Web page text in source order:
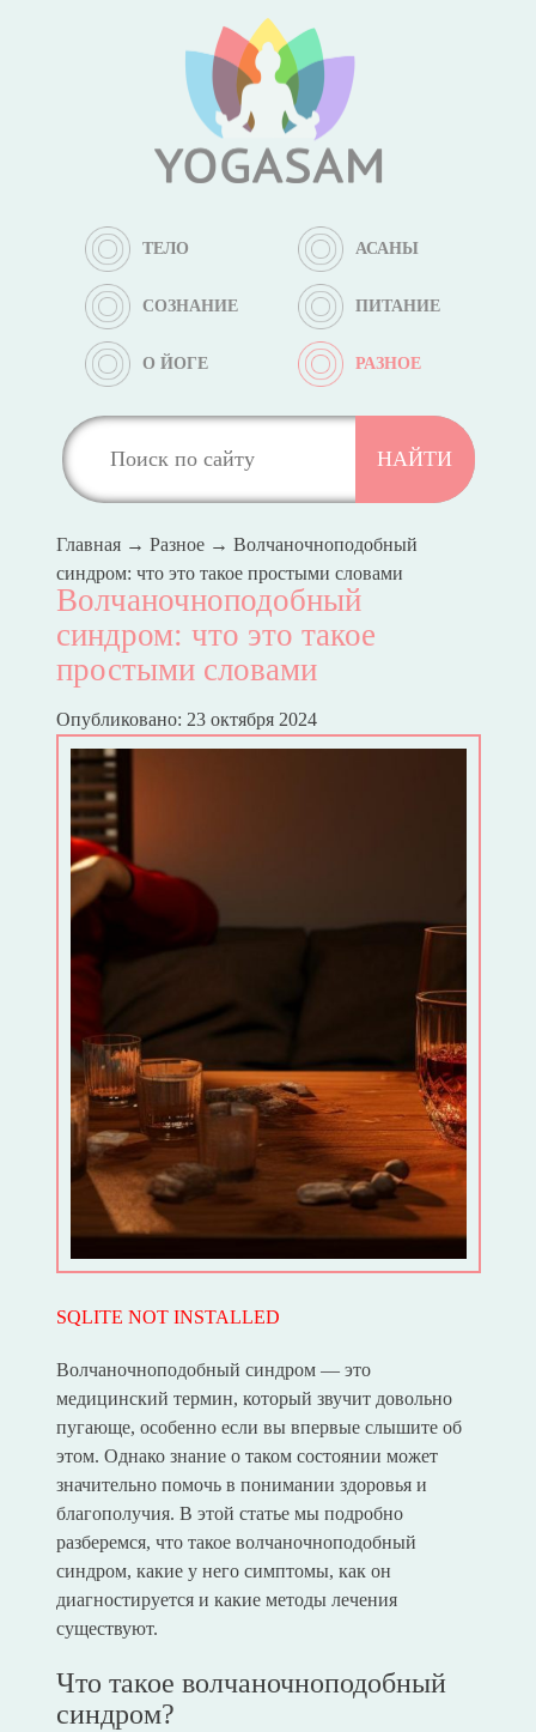
ТЕЛО АСАНЫ
СОЗНАНИЕ ПИТАНИЕ
О ЙОГЕ РАЗНОЕ
Главная→ Разное→ Волчаночноподобный
синдром: что это такое простыми словами
Волчаночноподобный
синдром: что это такое
простыми словами
Опубликовано: 23 октября 2024
SQLITE NOT INSTALLED
Волчаночноподобный синдром — это
медицинский термин, который звучит довольно
пугающе, особенно если вы впервые слышите об
этом. Однако знание о таком состоянии может
значительно помочь в понимании здоровья и
благополучия. В этой статье мы подробно
разберемся, что такое волчаночноподобный
синдром, какие у него симптомы, как он
диагностируется и какие методы лечения
существуют.
Что такое волчаночноподобный
синдром?